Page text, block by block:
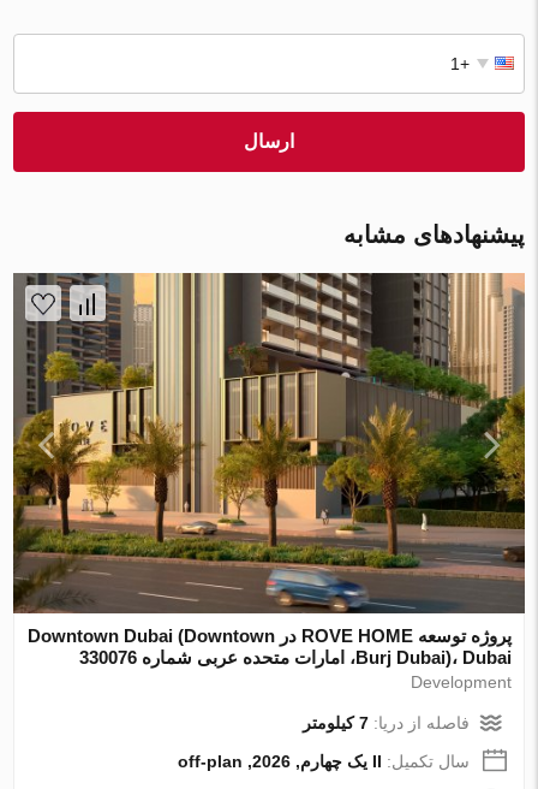
ارسال
پیشنهادهای مشابه
پروژه توسعه ROVE HOME در Downtown Dubai (Downtown
Burj Dubai)، Dubai، امارات متحده عربی شماره 330076
Development
فاصله از دریا:7 کیلومتر
سال تکمیل: II یک چهارم, 2026, off-plan